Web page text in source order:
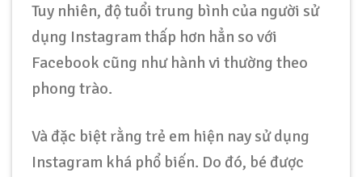
Tuy nhiên, độ tuổi trung bình của người sử
dụng Instagram thấp hơn hẳn so với
Facebook cũng như hành vi thường theo
phong trào.
Và đặc biệt rằng trẻ em hiện nay sử dụng
Instagram khá phổ biến. Do đó, bé được